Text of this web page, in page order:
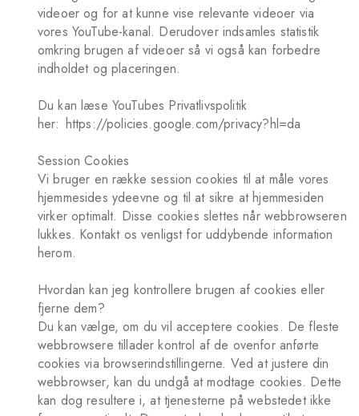
videoer og for at kunne vise relevante videoer via
vores YouTube-kanal. Derudover indsamles statistik
omkring brugen af videoer så vi også kan forbedre
indholdet og placeringen.
Du kan læse YouTubes Privatlivspolitik
her: https://policies.google.com/privacy?hl=da
Session Cookies
Vi bruger en række session cookies til at måle vores
hjemmesides ydeevne og til at sikre at hjemmesiden
virker optimalt. Disse cookies slettes når webbrowseren
lukkes. Kontakt os venligst for uddybende information
herom.
Hvordan kan jeg kontrollere brugen af cookies eller
fjerne dem?
Du kan vælge, om du vil acceptere cookies. De fleste
webbrowsere tillader kontrol af de ovenfor anførte
cookies via browserindstillingerne. Ved at justere din
webbrowser, kan du undgå at modtage cookies. Dette
kan dog resultere i, at tjenesterne på webstedet ikke